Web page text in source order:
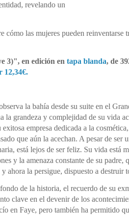
revelando un
las mujeres pueden reinventarse
3)", en edición en tapa blanda, de
12,34€.​
la bahía desde su suite en el
la grandeza y complejidad de su vida
exitosa empresa dedicada a la
que aún la acechan. A pesar de ser
está lejos de ser feliz. Su vida está
y la amenaza constante de su padre,
y ahora la persigue, dispuesto a destruir
de la historia, el recuerdo de su
clave en el devenir de los
en Faye, pero también ha permitido